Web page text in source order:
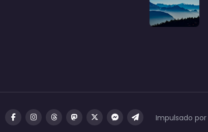
Impulsado por